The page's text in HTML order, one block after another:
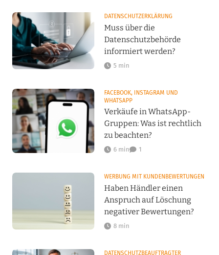
DATENSCHUTZERKLÄRUNG
Muss über die
Datenschutzbehörde
informiert werden?
5 min
FACEBOOK, INSTAGRAM UND
WHATSAPP
Verkäufe in WhatsApp-
Gruppen: Was ist rechtlich
zu beachten?
6 min 1
WERBUNG MIT KUNDENBEWERTUNGEN
Haben Händler einen
Anspruch auf Löschung
negativer Bewertungen?
8 min
DATENSCHUTZBEAUFTRAGTER